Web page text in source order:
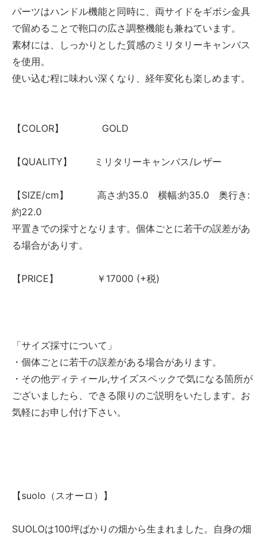
パーツはハンドル機能と同時に、両サイドをギボシ金具
で留めることで鞄口の広さ調整機能も兼ねています。
素材には、しっかりとした質感のミリタリーキャンバス
を使用。
使い込む程に味わい深くなり、経年変化も楽しめます。
【COLOR】 GOLD
【QUALITY】 ミリタリーキャンバス/レザー
【SIZE/cm】 高さ:約35.0 横幅:約35.0 奥行き:
約22.0
平置きでの採寸となります。個体ごとに若干の誤差があ
る場合がありす。
【PRICE】 ￥17000 (+税)
「サイズ採寸について」
・個体ごとに若干の誤差がある場合があります。
・その他ディティール,サイズスペックで気になる箇所が
ございましたら、できる限りのご説明をいたします。お
気軽にお申し付け下さい。
【suolo（スオーロ）】
SUOLOは100坪ばかりの畑から生まれました。自身の畑